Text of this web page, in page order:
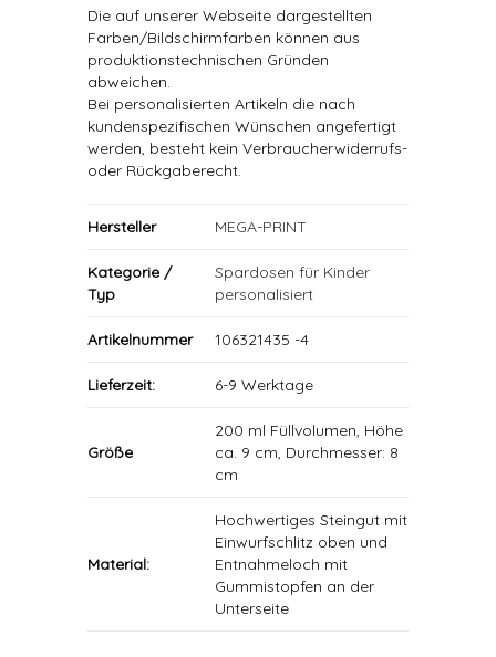
Die auf unserer Webseite dargestellten
Farben/Bildschirmfarben können aus
produktionstechnischen Gründen
abweichen.
Bei personalisierten Artikeln die nach
kundenspezifischen Wünschen angefertigt
werden, besteht kein Verbraucherwiderrufs-
oder Rückgaberecht.
Hersteller MEGA-PRINT
Kategorie /
Typ
Spardosen für Kinder
personalisiert
Artikelnummer 106321435 -4
Lieferzeit: 6-9 Werktage
Größe
200 ml Füllvolumen, Höhe
ca. 9 cm, Durchmesser: 8
cm
Material:
Hochwertiges Steingut mit
Einwurfschlitz oben und
Entnahmeloch mit
Gummistopfen an der
Unterseite